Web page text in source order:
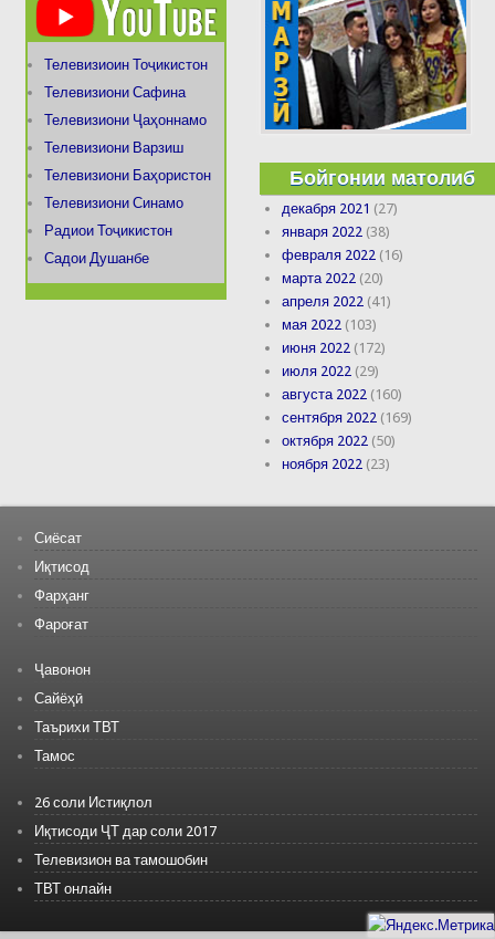
Телевизиоин Тоҷикистон
Телевизиони Сафина
Телевизиони Ҷаҳоннамо
Телевизиони Варзиш
Телевизиони Баҳористон
Телевизиони Синамо
Радиои Тоҷикистон
Садои Душанбе
Бойгонии матолиб
декабря 2021 (27)
января 2022 (38)
февраля 2022 (16)
марта 2022 (20)
апреля 2022 (41)
мая 2022 (103)
июня 2022 (172)
июля 2022 (29)
августа 2022 (160)
сентября 2022 (169)
октября 2022 (50)
ноября 2022 (23)
Сиёсат
Иқтисод
Фарҳанг
Фароғат
Ҷавонон
Сайёҳӣ
Таърихи ТВТ
Тамос
26 соли Истиқлол
Иқтисоди ҶТ дар соли 2017
Телевизион ва тамошобин
ТВТ онлайн